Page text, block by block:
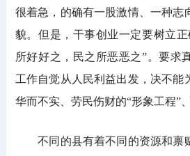
很着急，的确有一股激情、一种志
貌。但是，干事创业一定要树立
所好好之，民之所恶恶之”。要求
工作自觉从人民利益出发，决不能
华而不实、劳民伤财的“形象工程”、
不同的县有着不同的资源和禀